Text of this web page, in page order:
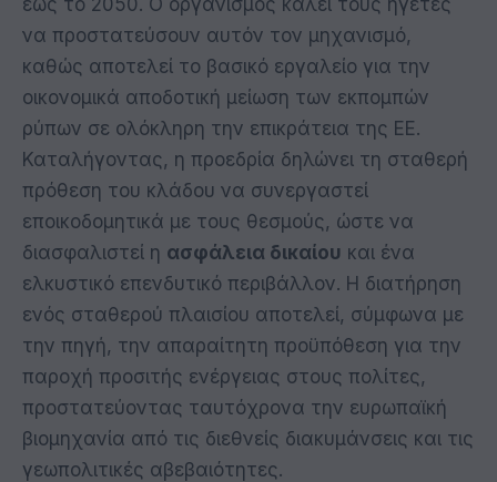
να προστατεύσουν αυτόν τον μηχανισμό,
καθώς αποτελεί το βασικό εργαλείο για την
οικονομικά αποδοτική μείωση των εκπομπών
ρύπων σε ολόκληρη την επικράτεια της ΕΕ.
Καταλήγοντας, η προεδρία δηλώνει τη σταθερή
πρόθεση του κλάδου να συνεργαστεί
εποικοδομητικά με τους θεσμούς, ώστε να
διασφαλιστεί η ασφάλεια δικαίου και ένα
ελκυστικό επενδυτικό περιβάλλον. Η διατήρηση
ενός σταθερού πλαισίου αποτελεί, σύμφωνα με
την πηγή, την απαραίτητη προϋπόθεση για την
παροχή προσιτής ενέργειας στους πολίτες,
προστατεύοντας ταυτόχρονα την ευρωπαϊκή
βιομηχανία από τις διεθνείς διακυμάνσεις και τις
γεωπολιτικές αβεβαιότητες.